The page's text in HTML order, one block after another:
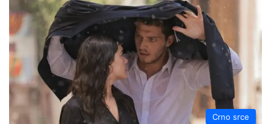
Crno srce